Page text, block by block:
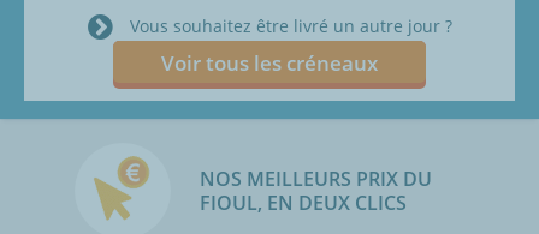
Vous souhaitez être livré un autre jour ?
Voir tous les créneaux
NOS MEILLEURS PRIX DU
FIOUL, EN DEUX CLICS